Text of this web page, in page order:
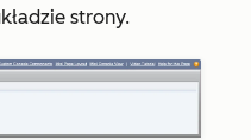
strony.